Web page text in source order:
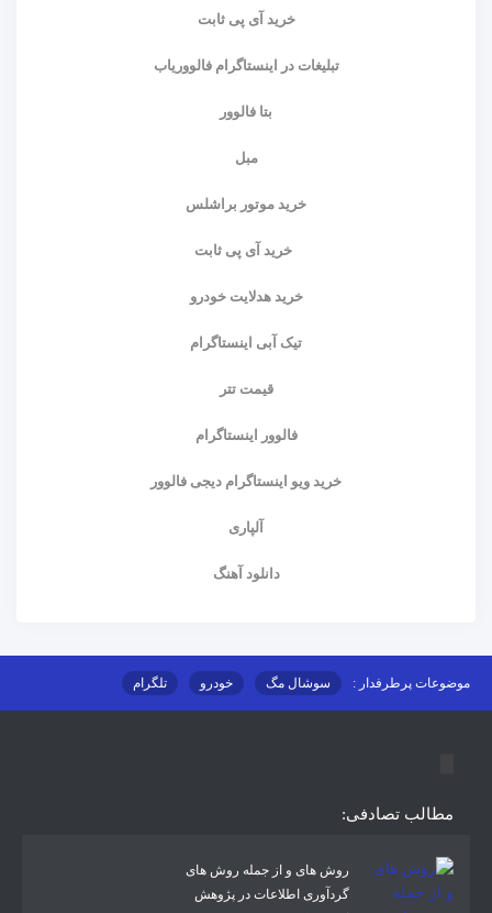
خرید آی پی ثابت
تبلیغات در اینستاگرام فالووریاب
بتا فالوور
مبل
خرید موتور براشلس
خرید آی پی ثابت
خرید هدلایت خودرو
تیک آبی اینستاگرام
قیمت تتر
فالوور اینستاگرام
خرید ویو اینستاگرام دیجی فالوور
آلپاری
دانلود آهنگ
موضوعات پرطرفدار : سوشال مگ خودرو تلگرام
مطالب تصادفی:
روش های و از جمله روش های
گردآوری اطلاعات در پژوهش